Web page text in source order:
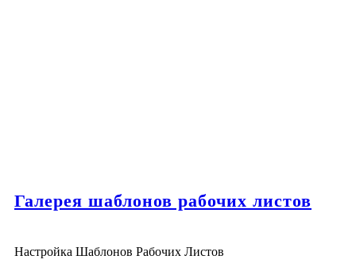
Галерея шаблонов рабочих листов
Настройка Шаблонов Рабочих Листов